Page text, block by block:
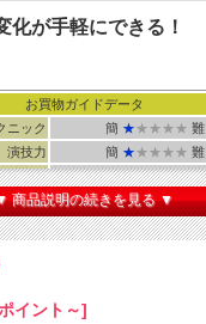
化が手軽にできる！
お買物ガイドデータ
ニック
簡 ★★★★★ 難
演技力
簡 ★★★★★ 難
やすさ
簡★★★★★難
距離
近 * 中 * 遠
る相手
３歳以上
商品説明の続きを見る ▼
イント～]